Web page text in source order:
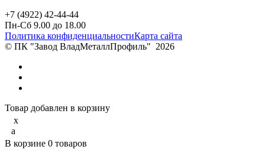
+7 (4922) 42-44-44
Пн-Сб 9.00 до 18.00
Политика конфиденциальностиКарта сайта
© ПК "Завод ВладМеталлПрофиль" 2026
Товар добавлен в корзину
x
a
В корзине 0 товаров